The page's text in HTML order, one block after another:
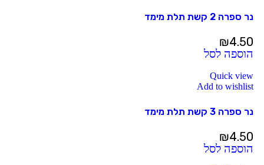
נר ספרה 2 קשת תלת מימד
₪4.50
הוספה לסל
Quick view
Add to wishlist
נר ספרה 3 קשת תלת מימד
₪4.50
הוספה לסל